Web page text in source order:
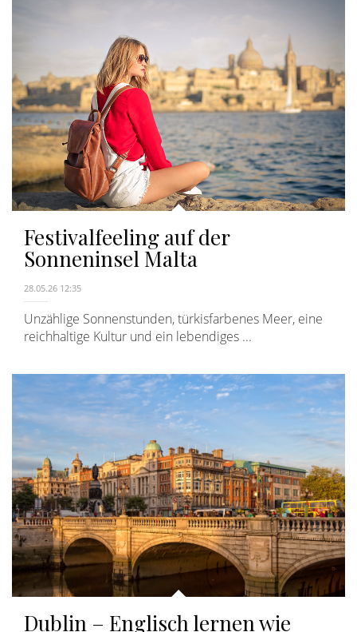
Festivalfeeling auf der
Sonneninsel Malta
28.05.26 12:35
Unzählige Sonnenstunden, türkisfarbenes Meer, eine
reichhaltige Kultur und ein lebendiges ...
Dublin – Englisch lernen wie